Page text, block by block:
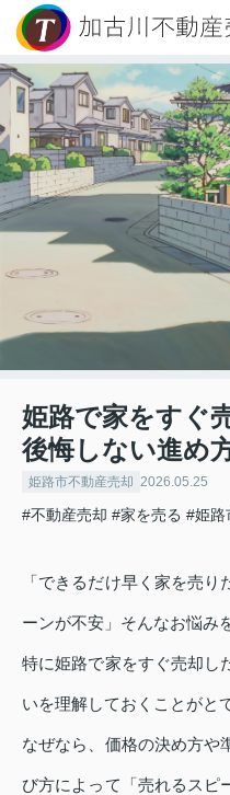
姫路で家をすぐ
後悔しない進め
姫路市不動産売却 2026.05.25
#不動産売却 #家を売る #姫路
「できるだけ早く家を売
ーンが不安」そんなお悩み
特に姫路で家をすぐ売却し
いを理解しておくことがと
なぜなら、価格の決め方や
び方によって「売れるスピ